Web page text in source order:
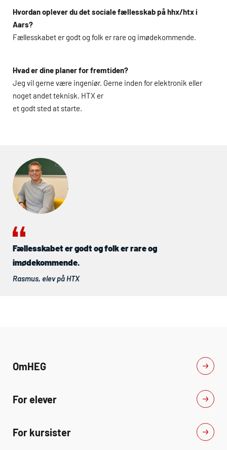
Hvordan oplever du det sociale fællesskab påhhx/htxi
Aars?
Fællesskabet er godt og folk er rare og imødekommende.
Hvad er dine planer for fremtiden?
Jeg vil gerne være ingeniør. Gerne inden for elektronik eller
noget andet teknisk. HTX er
et godt sted at starte.
Fællesskabet er godt og folk er rare og
imødekommende.
Rasmus, elev på HTX
OmHEG
For elever
For kursister